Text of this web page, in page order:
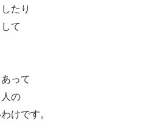
たり
て
って
の
けです。